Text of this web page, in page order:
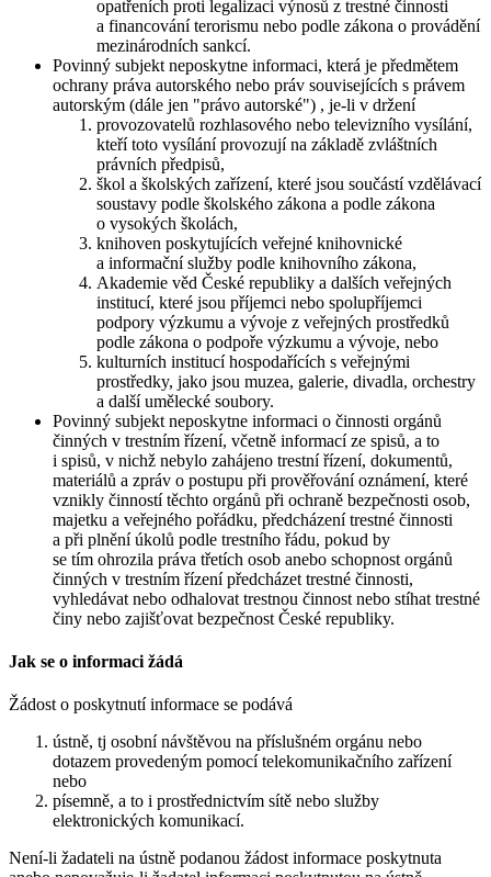
opatřeních proti legalizaci výnosů z trestné činnosti
a financování terorismu nebo podle zákona o provádění
mezinárodních sankcí.
Povinný subjekt neposkytne informaci, která je předmětem
ochrany práva autorského nebo práv souvisejících s právem
autorským (dále jen "právo autorské") , je-li v držení
provozovatelů rozhlasového nebo televizního vysílání,
kteří toto vysílání provozují na základě zvláštních
právních předpisů,
škol a školských zařízení, které jsou součástí vzdělávací
soustavy podle školského zákona a podle zákona
o vysokých školách,
knihoven poskytujících veřejné knihovnické
a informační služby podle knihovního zákona,
Akademie věd České republiky a dalších veřejných
institucí, které jsou příjemci nebo spolupříjemci
podpory výzkumu a vývoje z veřejných prostředků
podle zákona o podpoře výzkumu a vývoje, nebo
kulturních institucí hospodařících s veřejnými
prostředky, jako jsou muzea, galerie, divadla, orchestry
a další umělecké soubory.
Povinný subjekt neposkytne informaci o činnosti orgánů
činných v trestním řízení, včetně informací ze spisů, a to
i spisů, v nichž nebylo zahájeno trestní řízení, dokumentů,
materiálů a zpráv o postupu při prověřování oznámení, které
vznikly činností těchto orgánů při ochraně bezpečnosti osob,
majetku a veřejného pořádku, předcházení trestné činnosti
a při plnění úkolů podle trestního řádu, pokud by
se tím ohrozila práva třetích osob anebo schopnost orgánů
činných v trestním řízení předcházet trestné činnosti,
vyhledávat nebo odhalovat trestnou činnost nebo stíhat trestné
činy nebo zajišťovat bezpečnost České republiky.
Jak se o informaci žádá
Žádost o poskytnutí informace se podává
ústně, tj osobní návštěvou na příslušném orgánu nebo
dotazem provedeným pomocí telekomunikačního zařízení
nebo
písemně, a to i prostřednictvím sítě nebo služby
elektronických komunikací.
Není-li žadateli na ústně podanou žádost informace poskytnuta